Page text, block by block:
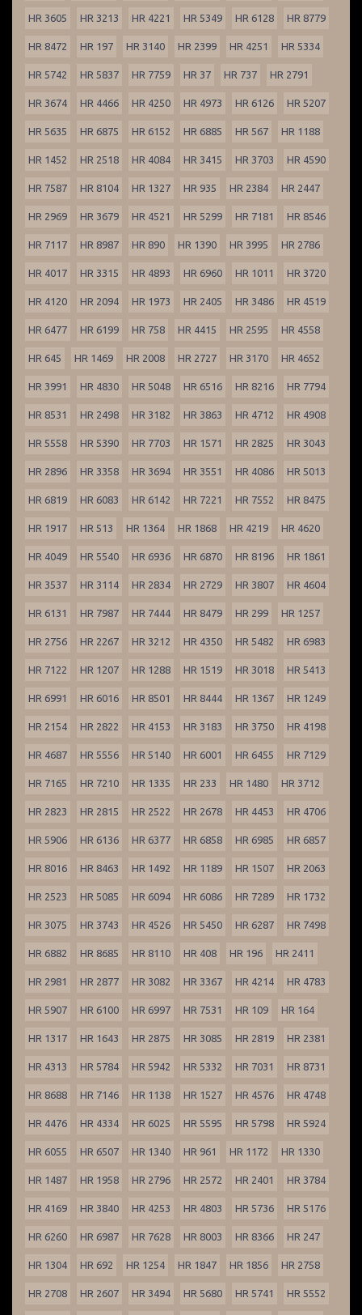
HR 3605 HR 3213 HR 4221 HR 5349 HR 6128 HR 8779
HR 8472 HR 197 HR 3140 HR 2399 HR 4251 HR 5334
HR 5742 HR 5837 HR 7759 HR 37 HR 737 HR 2791
HR 3674 HR 4466 HR 4250 HR 4973 HR 6126 HR 5207
HR 5635 HR 6875 HR 6152 HR 6885 HR 567 HR 1188
HR 1452 HR 2518 HR 4084 HR 3415 HR 3703 HR 4590
HR 7587 HR 8104 HR 1327 HR 935 HR 2384 HR 2447
HR 2969 HR 3679 HR 4521 HR 5299 HR 7181 HR 8546
HR 7117 HR 8987 HR 890 HR 1390 HR 3995 HR 2786
HR 4017 HR 3315 HR 4893 HR 6960 HR 1011 HR 3720
HR 4120 HR 2094 HR 1973 HR 2405 HR 3486 HR 4519
HR 6477 HR 6199 HR 758 HR 4415 HR 2595 HR 4558
HR 645 HR 1469 HR 2008 HR 2727 HR 3170 HR 4652
HR 3991 HR 4830 HR 5048 HR 6516 HR 8216 HR 7794
HR 8531 HR 2498 HR 3182 HR 3863 HR 4712 HR 4908
HR 5558 HR 5390 HR 7703 HR 1571 HR 2825 HR 3043
HR 2896 HR 3358 HR 3694 HR 3551 HR 4086 HR 5013
HR 6819 HR 6083 HR 6142 HR 7221 HR 7552 HR 8475
HR 1917 HR 513 HR 1364 HR 1868 HR 4219 HR 4620
HR 4049 HR 5540 HR 6936 HR 6870 HR 8196 HR 1861
HR 3537 HR 3114 HR 2834 HR 2729 HR 3807 HR 4604
HR 6131 HR 7987 HR 7444 HR 8479 HR 299 HR 1257
HR 2756 HR 2267 HR 3212 HR 4350 HR 5482 HR 6983
HR 7122 HR 1207 HR 1288 HR 1519 HR 3018 HR 5413
HR 6991 HR 6016 HR 8501 HR 8444 HR 1367 HR 1249
HR 2154 HR 2822 HR 4153 HR 3183 HR 3750 HR 4198
HR 4687 HR 5556 HR 5140 HR 6001 HR 6455 HR 7129
HR 7165 HR 7210 HR 1335 HR 233 HR 1480 HR 3712
HR 2823 HR 2815 HR 2522 HR 2678 HR 4453 HR 4706
HR 5906 HR 6136 HR 6377 HR 6858 HR 6985 HR 6857
HR 8016 HR 8463 HR 1492 HR 1189 HR 1507 HR 2063
HR 2523 HR 5085 HR 6094 HR 6086 HR 7289 HR 1732
HR 3075 HR 3743 HR 4526 HR 5450 HR 6287 HR 7498
HR 6882 HR 8685 HR 8110 HR 408 HR 196 HR 2411
HR 2981 HR 2877 HR 3082 HR 3367 HR 4214 HR 4783
HR 5907 HR 6100 HR 6997 HR 7531 HR 109 HR 164
HR 1317 HR 1643 HR 2875 HR 3085 HR 2819 HR 2381
HR 4313 HR 5784 HR 5942 HR 5332 HR 7031 HR 8731
HR 8688 HR 7146 HR 1138 HR 1527 HR 4576 HR 4748
HR 4476 HR 4334 HR 6025 HR 5595 HR 5798 HR 5924
HR 6055 HR 6507 HR 1340 HR 961 HR 1172 HR 1330
HR 1487 HR 1958 HR 2796 HR 2572 HR 2401 HR 3784
HR 4169 HR 3840 HR 4253 HR 4803 HR 5736 HR 5176
HR 6260 HR 6987 HR 7628 HR 8003 HR 8366 HR 247
HR 1304 HR 692 HR 1254 HR 1847 HR 1856 HR 2758
HR 2708 HR 2607 HR 3494 HR 5680 HR 5741 HR 5552